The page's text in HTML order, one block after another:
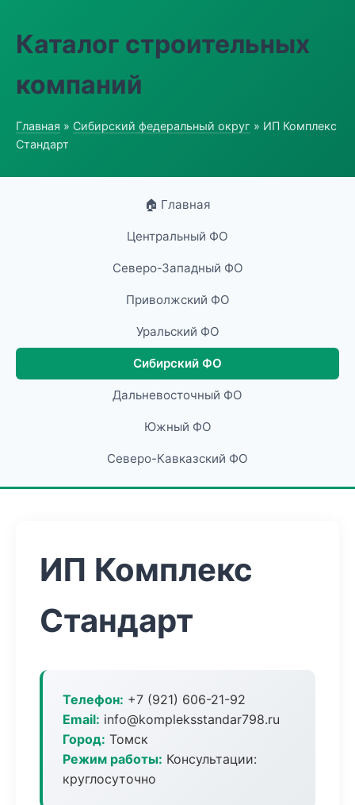
Каталог строительных
компаний
Главная » Сибирский федеральный округ » ИП Комплекс
Стандарт
🏠 Главная
Центральный ФО
Северо-Западный ФО
Приволжский ФО
Уральский ФО
Сибирский ФО
Дальневосточный ФО
Южный ФО
Северо-Кавказский ФО
ИП Комплекс
Стандарт
Телефон: +7 (921) 606-21-92
Email: info@kompleksstandar798.ru
Город: Томск
Режим работы: Консультации:
круглосуточно